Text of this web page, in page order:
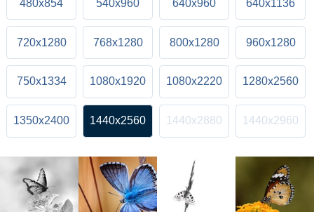
480x854 540x960 640x960 640x1136
720x1280 768x1280 800x1280 960x1280
750x1334 1080x1920 1080x2220 1280x2560
1350x2400 1440x2560 1440x2880 1440x2960